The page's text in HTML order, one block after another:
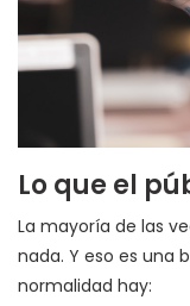
Lo que el
La mayoría de las
nada. Y eso es una
normalidad hay: